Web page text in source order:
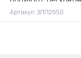
сенсором и холодной
подсветкой
Артикул: ЗЛП2850